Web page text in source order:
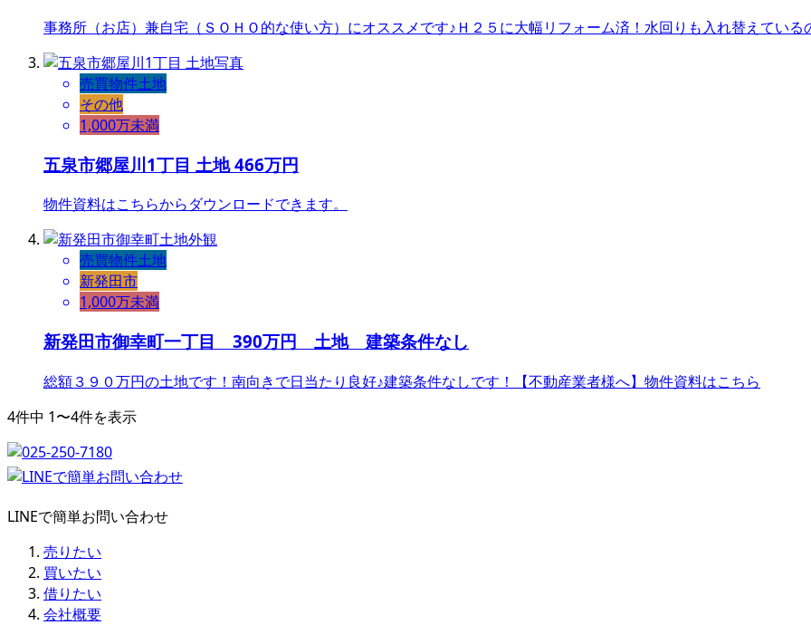
事務所（お店）兼自宅（ＳＯＨＯ的な使い方）にオススメです♪Ｈ２５に大幅リフォーム済！水回りも入れ替えてい
売買物件土地
その他
1,000万未満
五泉市郷屋川1丁目 土地 466万円
物件資料はこちらからダウンロードできます。
売買物件土地
新発田市
1,000万未満
新発田市御幸町一丁目 390万円 土地 建築条件なし
総額３９０万円の土地です！南向きで日当たり良好♪建築条件なしです！【不動産業者様へ】物件資料はこちら
4件中 1〜4件を表示
LINEで簡単お問い合わせ
売りたい
買いたい
借りたい
会社概要